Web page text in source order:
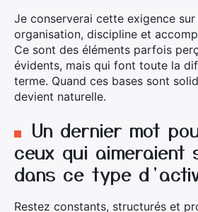
Je conserverai cette exigence
organisation, discipline et
Ce sont des éléments parfois
évidents, mais qui font toute la
terme. Quand ces bases sont
devient naturelle.
Un dernier mot
ceux qui aimeraient
dans ce type
Restez constants, structurés et